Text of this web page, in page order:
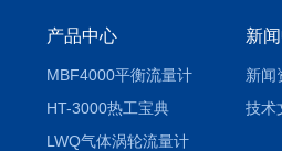
产品中心
MBF4000平衡流量计
HT-3000热工宝典
LWQ气体涡轮流量计
新
新闻
技术